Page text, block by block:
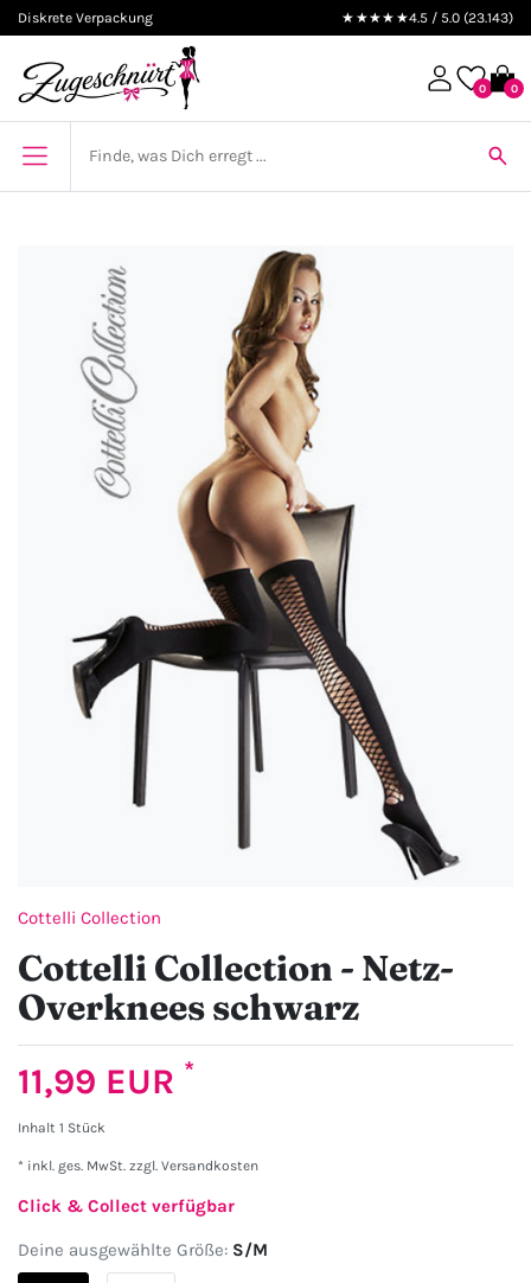
Diskrete Verpackung ★★★★★4.5 / 5.0 (23.143)
0 0
Cottelli Collection
Cottelli Collection - Netz-
Overknees schwarz
11,99 EUR *
Inhalt 1 Stück
* inkl. ges. MwSt. zzgl. Versandkosten
Click & Collect verfügbar
Deine ausgewählte Größe: S/M